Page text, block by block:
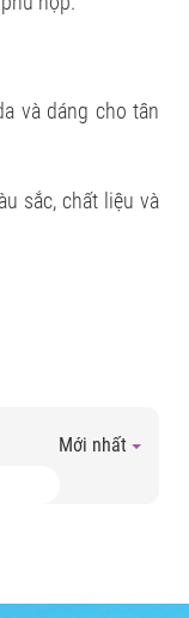
và dáng cho tân
sắc, chất liệu và
Mới nhất